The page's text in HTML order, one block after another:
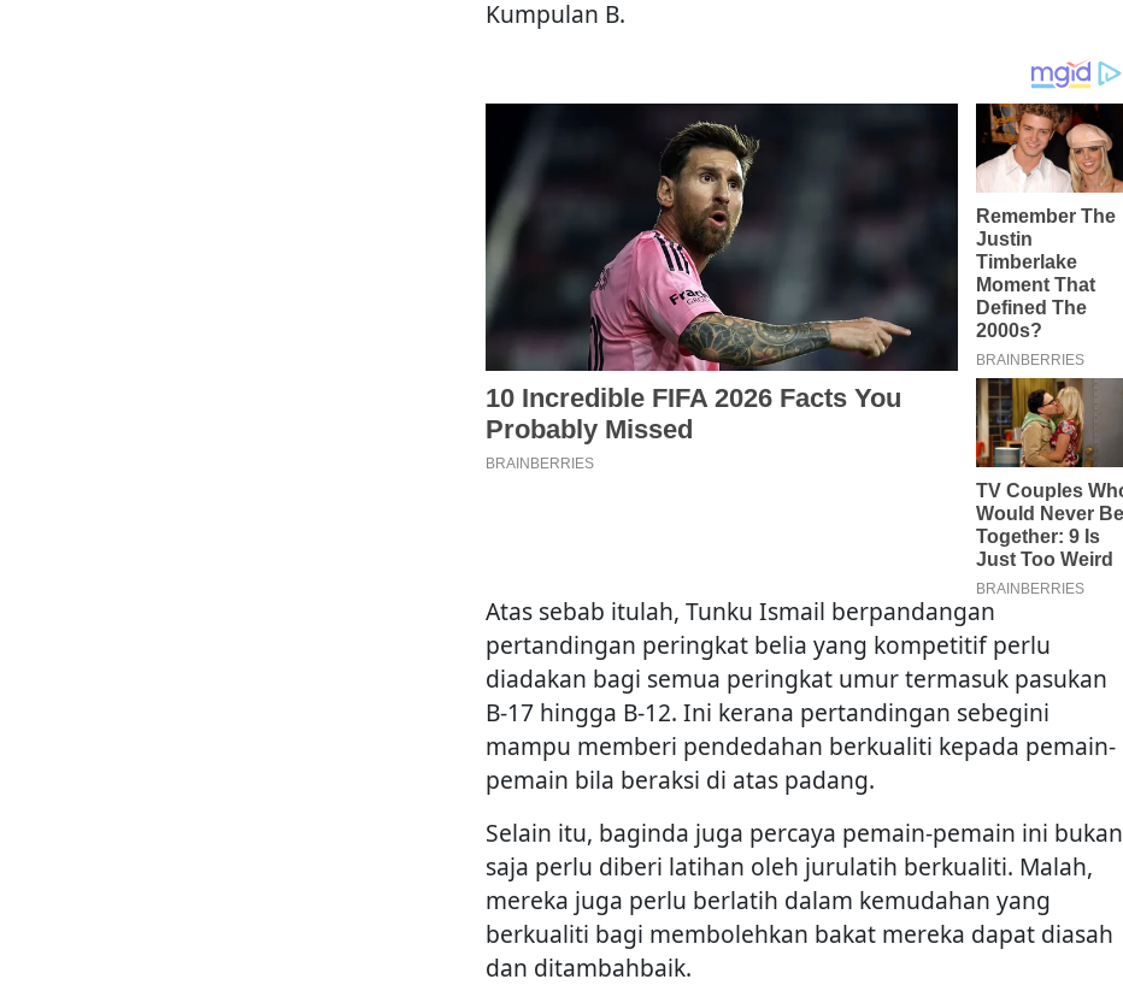
Kumpulan B.
Atas sebab itulah, Tunku Ismail berpandangan
pertandingan peringkat belia yang kompetitif perlu
diadakan bagi semua peringkat umur termasuk pasukan
B-17 hingga B-12. Ini kerana pertandingan sebegini
mampu memberi pendedahan berkualiti kepada pemain-
pemain bila beraksi di atas padang.
Selain itu, baginda juga percaya pemain-pemain ini bukan
saja perlu diberi latihan oleh jurulatih berkualiti. Malah,
mereka juga perlu berlatih dalam kemudahan yang
berkualiti bagi membolehkan bakat mereka dapat diasah
dan ditambahbaik.